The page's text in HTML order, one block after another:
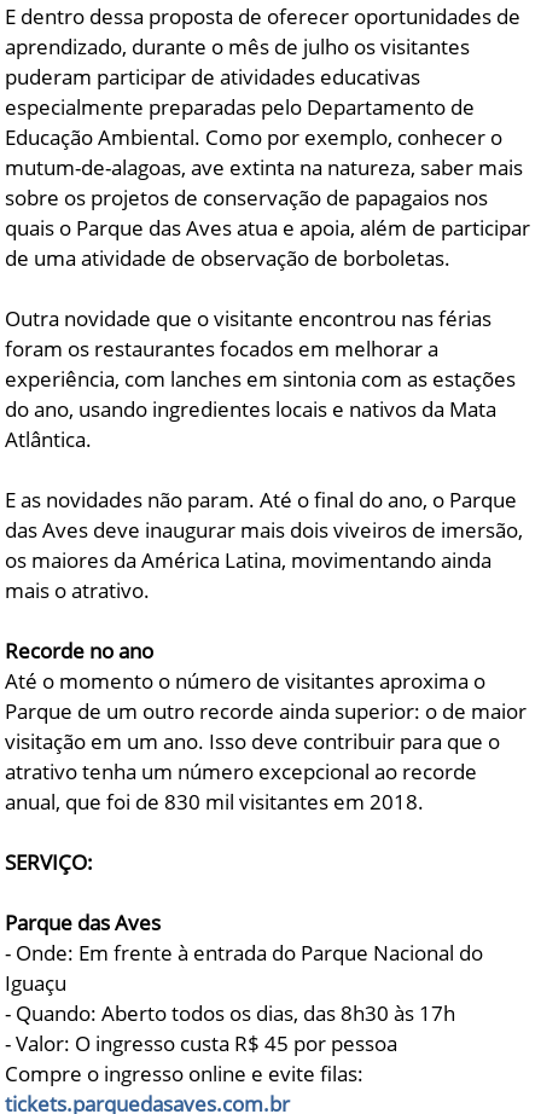
E dentro dessa proposta de oferecer oportunidades de
aprendizado, durante o mês de julho os visitantes
puderam participar de atividades educativas
especialmente preparadas pelo Departamento de
Educação Ambiental. Como por exemplo, conhecer o
mutum-de-alagoas, ave extinta na natureza, saber mais
sobre os projetos de conservação de papagaios nos
quais o Parque das Aves atua e apoia, além de participar
de uma atividade de observação de borboletas.
Outra novidade que o visitante encontrou nas férias
foram os restaurantes focados em melhorar a
experiência, com lanches em sintonia com as estações
do ano, usando ingredientes locais e nativos da Mata
Atlântica.
E as novidades não param. Até o final do ano, o Parque
das Aves deve inaugurar mais dois viveiros de imersão,
os maiores da América Latina, movimentando ainda
mais o atrativo.
Recorde no ano
Até o momento o número de visitantes aproxima o
Parque de um outro recorde ainda superior: o de maior
visitação em um ano. Isso deve contribuir para que o
atrativo tenha um número excepcional ao recorde
anual, que foi de 830 mil visitantes em 2018.
SERVIÇO:
Parque das Aves
- Onde: Em frente à entrada do Parque Nacional do
Iguaçu
- Quando: Aberto todos os dias, das 8h30 às 17h
- Valor: O ingresso custa R$ 45 por pessoa
Compre o ingresso online e evite filas:
tickets.parquedasaves.com.br